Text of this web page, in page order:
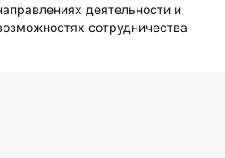
деятельности и
сотрудничества